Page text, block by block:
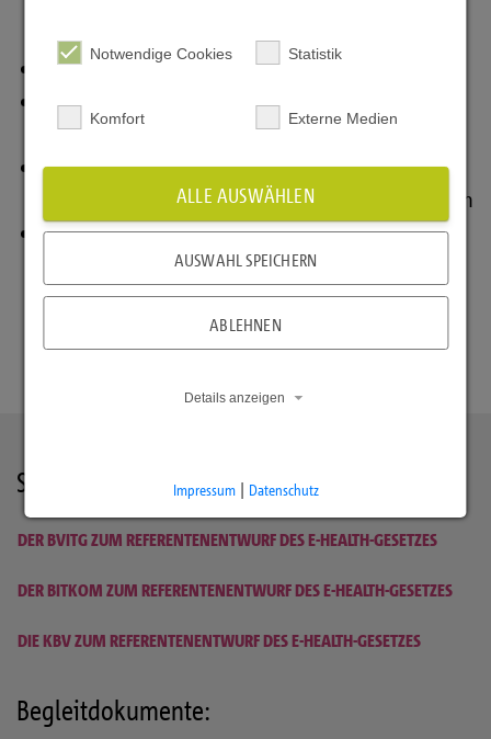
Weichenstellung für die
Telematikinfrastruktur
Zügige Einführung und Nutzung medizinischer
Anwendungen –
NFDM
Interoperabilitätsverzeichnis zur Verbesserung der
Kommunikation der IT-Systeme im Gesundheitswesen
Förderung telemedizinischer Leistungen (Online-
Videosprechstunde, telekonsiliarische
Befundbeurteilung von Röntgenaufnahmen)
Stellungnahmen:
DER BVITG ZUM REFERENTENENTWURF DES E-HEALTH-GESETZES
DER BITKOM ZUM REFERENTENENTWURF DES E-HEALTH-GESETZES
DIE KBV ZUM REFERENTENENTWURF DES E-HEALTH-GESETZES
Begleitdokumente:
Notwendige Cookies Statistik
Komfort Externe Medien
ALLE AUSWÄHLEN
AUSWAHL SPEICHERN
ABLEHNEN
Details anzeigen
Impressum| Datenschutz